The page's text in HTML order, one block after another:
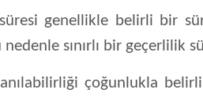
süresi genellikle belirli bir
sınırlı bir geçerlilik
çoğunlukla